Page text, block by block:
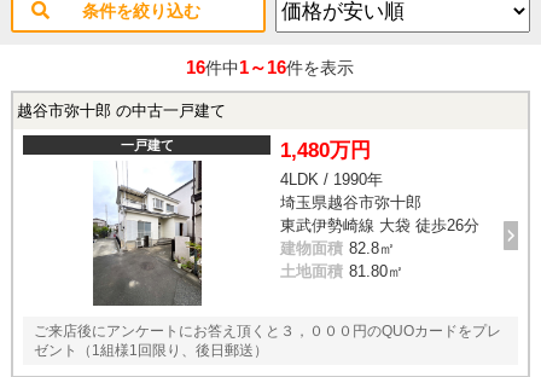
条件を絞り込む
16件中1～16件を表示
越谷市弥十郎 の中古一戸建て
一戸建て 1,480万円
4LDK / 1990年
埼玉県越谷市弥十郎
東武伊勢崎線 大袋 徒歩26分
建物面積 82.8㎡
土地面積 81.80㎡
ご来店後にアンケートにお答え頂くと３，０００円のQUOカードをプレ
ゼント（1組様1回限り、後日郵送）